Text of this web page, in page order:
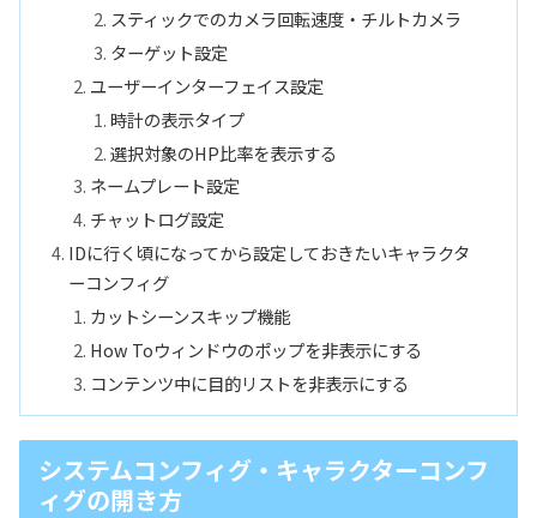
スティックでのカメラ回転速度・チルトカメラ
ターゲット設定
ユーザーインターフェイス設定
時計の表示タイプ
選択対象のHP比率を表示する
ネームプレート設定
チャットログ設定
IDに行く頃になってから設定しておきたいキャラクタ
ーコンフィグ
カットシーンスキップ機能
How Toウィンドウのポップを非表示にする
コンテンツ中に目的リストを非表示にする
システムコンフィグ・キャラクターコンフ
ィグの開き方